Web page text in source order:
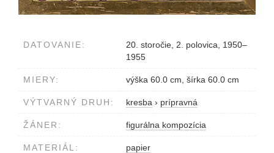
DATOVANIE:
20. storočie, 2. polovica, 1950–
1955
MIERY: výška 60.0 cm, šírka 60.0 cm
VÝTVARNÝ DRUH: kresba › prípravná
ŽÁNER: figurálna kompozícia
MATERIÁL: papier